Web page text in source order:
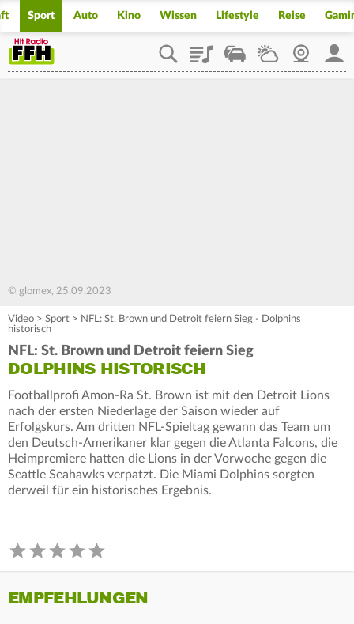
Sport Auto Kino Wissen Lifestyle Reise
PlaylistStaupilotWetterWebcam
© glomex, 25.09.2023
Video > Sport > NFL: St. Brown und Detroit feiern Sieg - Dolphins
historisch
NFL: St. Brown und Detroit feiern Sieg
DOLPHINS HISTORISCH
Footballprofi Amon-Ra St. Brown ist mit den Detroit Lions
nach der ersten Niederlage der Saison wieder auf
Erfolgskurs. Am dritten NFL-Spieltag gewann das Team um
den Deutsch-Amerikaner klar gegen die Atlanta Falcons, die
Heimpremiere hatten die Lions in der Vorwoche gegen die
Seattle Seahawks verpatzt. Die Miami Dolphins sorgten
derweil für ein historisches Ergebnis.
EMPFEHLUNGEN